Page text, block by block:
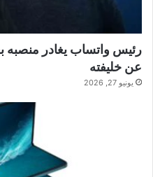
عن خليفته
يونيو 27, 2026